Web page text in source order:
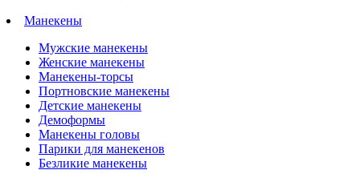
Манекены
Мужские манекены
Женские манекены
Манекены-торсы
Портновские манекены
Детские манекены
Демоформы
Манекены головы
Парики для манекенов
Безликие манекены